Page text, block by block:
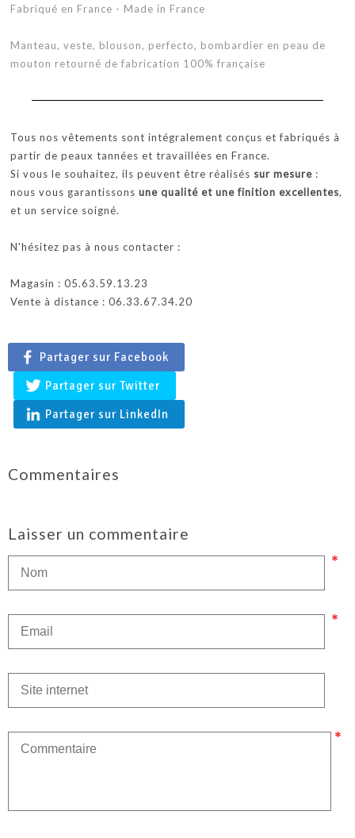
Fabriqué en France - Made in France
Manteau, veste, blouson, perfecto, bombardier en peau de
mouton retourné de fabrication 100% française
Tous nos vêtements sont intégralement conçus et fabriqués à
partir de peaux tannées et travaillées en France.
Si vous le souhaitez, ils peuvent être réalisés sur mesure :
nous vous garantissons une qualité et une finition excellentes,
et un service soigné.
N'hésitez pas à nous contacter :
Magasin : 05.63.59.13.23
Vente à distance : 06.33.67.34.20
Partager sur Facebook
Partager sur Twitter
Partager sur LinkedIn
Commentaires
Laisser un commentaire